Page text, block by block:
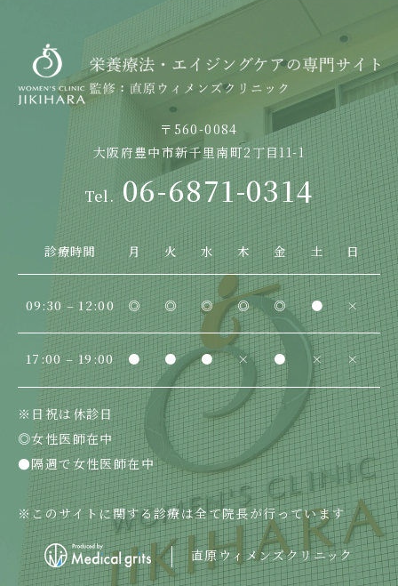
〒560-0084
大阪府豊中市新千里南町2丁目11-1
06-6871-0314
診療時間 月 火 水 木 金 土 日
09:30 – 12:00 ◎ ◎ ◎ ◎ ◎ ● ×
17:00 – 19:00 ● ● ● × ● × ×
※日祝は休診日
◎女性医師在中
●隔週で女性医師在中
※このサイトに関する診療は全て院長が行っています
直原ウィメンズクリニック